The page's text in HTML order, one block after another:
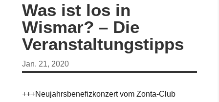
Was ist los in
Wismar? – Die
Veranstaltungstipps
Jan. 21, 2020
+++Neujahrsbenefizkonzert vom Zonta-Club